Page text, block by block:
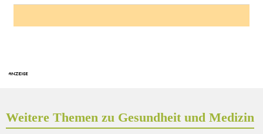
Weitere Themen zu Gesundheit und Medizin